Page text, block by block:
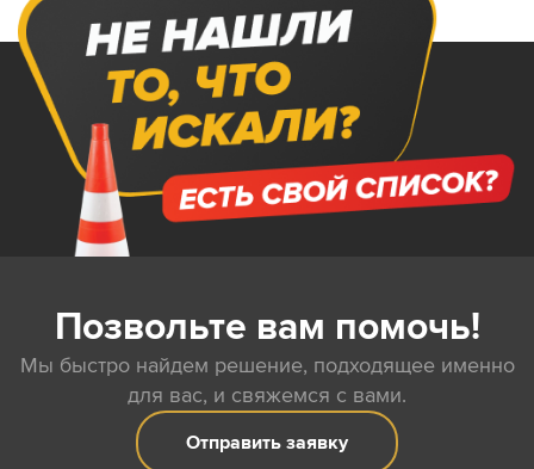
Позвольте вам помочь!
Мы быстро найдем решение, подходящее именно
для вас, и свяжемся с вами.
Отправить заявку